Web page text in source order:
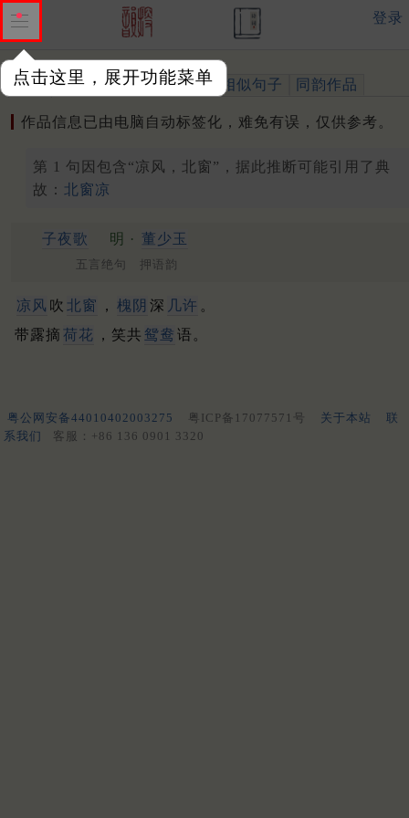
点击这里，展开功能菜单
登录
作品 标注四声 出处、引用 相似句子 同韵作品
作品信息已由电脑自动标签化，难免有误，仅供参考。
第 1 句因包含“凉风，北窗”，据此推断可能引用了典
故： 北窗凉
子夜歌 明 · 董少玉
五言绝句 押语韵
凉风 吹 北窗 ， 槐阴 深 几许 。
带露摘 荷花 ，笑共 鸳鸯 语。
粤公网安备44010402003275 粤ICP备17077571号 关于本站
联
系我们
客服：+86 136 0901 3320